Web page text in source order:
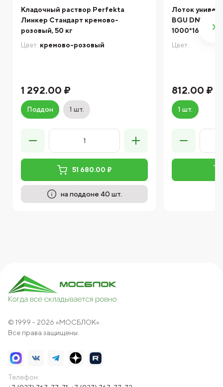
Кладочный раствор Perfekta
Линкер Стандарт кремово-
розовый, 50 кг
Цвет: кремово-розовый
1 292.00 ₽
Поддон 1 шт.
51 680.00 ₽
на поддоне 40 шт.
Лоток
BGU DN100
1000*160*172/
Цвет:
812.00 ₽
1 шт.
© 1999 - 2026 «МОСБЛОК».
Все права защищены.
Телефон: